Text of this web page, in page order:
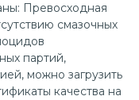
Превосходная
смазочных
партий,
можно загрузить
качества на